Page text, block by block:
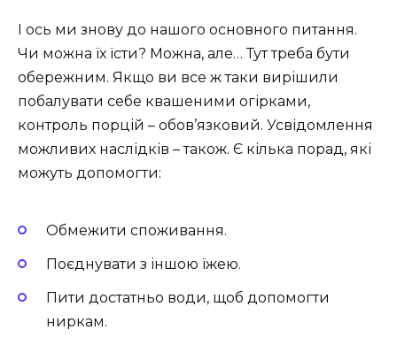
І ось ми знову до нашого основного питання.
Чи можна їх їсти? Можна, але… Тут треба бути
обережним. Якщо ви все ж таки вирішили
побалувати себе квашеними огірками,
контроль порцій – обов’язковий. Усвідомлення
можливих наслідків – також. Є кілька порад, які
можуть допомогти:
Обмежити споживання.
Поєднувати з іншою їжею.
Пити достатньо води, щоб допомогти
ниркам.